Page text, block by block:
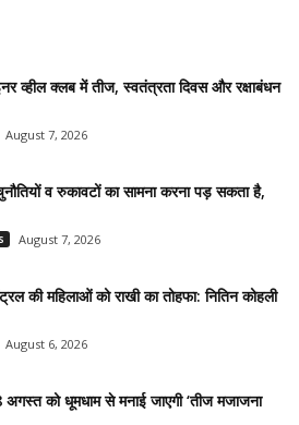
व्हील क्लब में तीज, स्वतंत्रता दिवस और रक्षाबंधन
August 7, 2026
व रुकावटों का सामना करना पड़ सकता है,
August 7, 2026
की महिलाओं को राखी का तोहफा: नितिन कोहली
August 6, 2026
को धूमधाम से मनाई जाएगी ‘तीज मजाजना